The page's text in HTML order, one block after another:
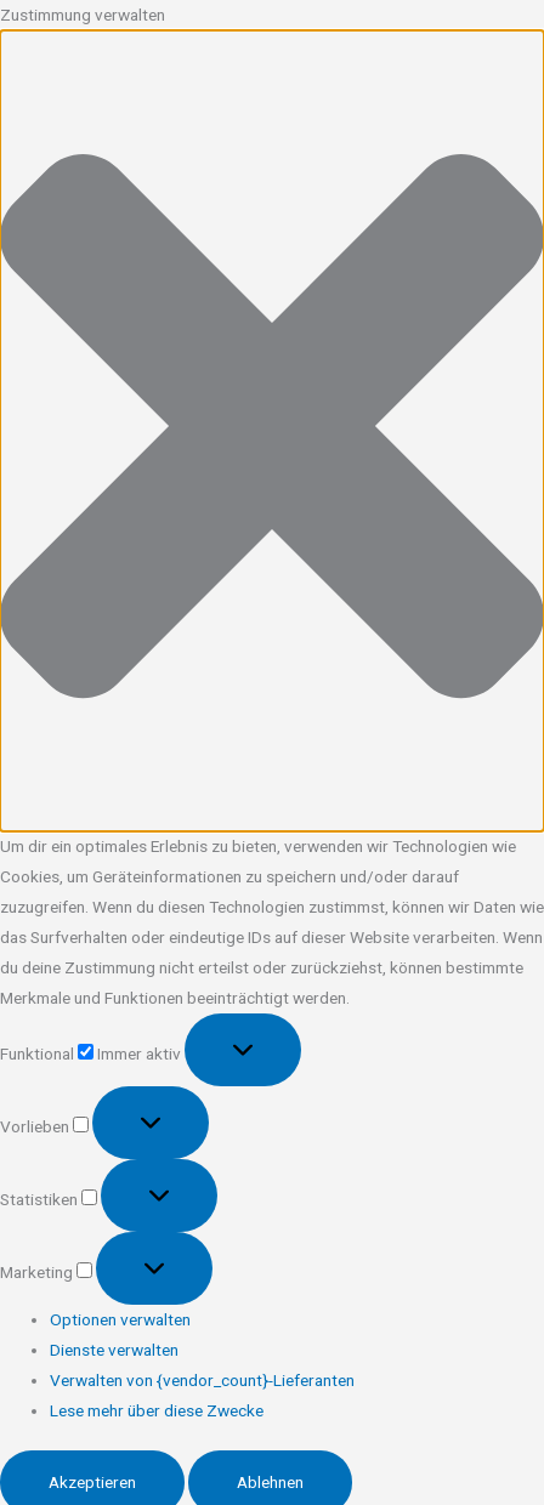
Zustimmung verwalten
Um dir ein optimales Erlebnis zu bieten, verwenden wir Technologien wie
Cookies, um Geräteinformationen zu speichern und/oder darauf
zuzugreifen. Wenn du diesen Technologien zustimmst, können wir Daten wie
das Surfverhalten oder eindeutige IDs auf dieser Website verarbeiten. Wenn
du deine Zustimmung nicht erteilst oder zurückziehst, können bestimmte
Merkmale und Funktionen beeinträchtigt werden.
Funktional
Immer aktiv
Vorlieben
Vorlieben
Statistiken
Statistiken
Marketing
Marketing
Optionen verwalten
Dienste verwalten
Verwalten von {vendor_count}-Lieferanten
Lese mehr über diese Zwecke
Akzeptieren Ablehnen